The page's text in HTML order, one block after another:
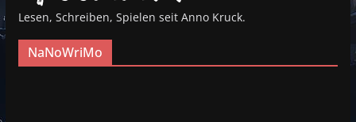
Lesen, Schreiben, Spielen seit Anno Kruck.
NaNoWriMo